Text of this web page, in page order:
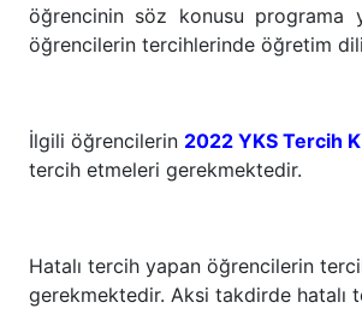
öğrencinin söz konusu programa
öğrencilerin tercihlerinde öğretim
İlgili öğrencilerin 2022 YKS Tercih
tercih etmeleri gerekmektedir.
Hatalı tercih yapan öğrencilerin
gerekmektedir. Aksi takdirde hatalı